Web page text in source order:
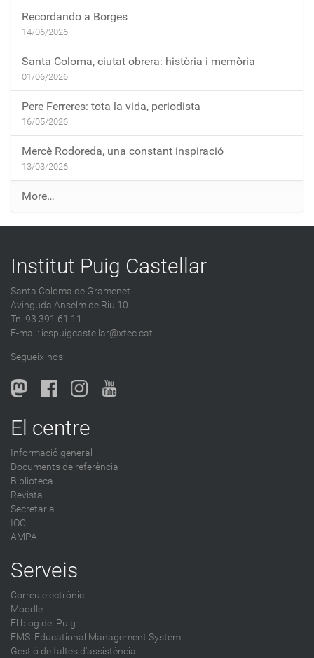
Recordando a Borges
14/06/2026
Santa Coloma, ciutat obrera: història i memòria
01/06/2026
Pere Ferreres: tota la vida, periodista
16/05/2026
Mercè Rodoreda, una constant inspiració
13/03/2026
E
n
t
a
e
s
a
b
l
o
-
More…
Institut Puig Castellar
Santa Coloma de Gramenet
Avinguda Anselm de Riu 10
Tn: 93 391 61 11
E-mail: iespuigcastellar@xtec.cat
Segueix-nos:
El centre
Informació general
Documents de referència
Biblioteca
Revista
Secretaria
IOC
AMPA
Serveis
Correu electrònic
Moodle
El blog del Puig
EMS: Educational Management System
Gestió de faltes d'assistència